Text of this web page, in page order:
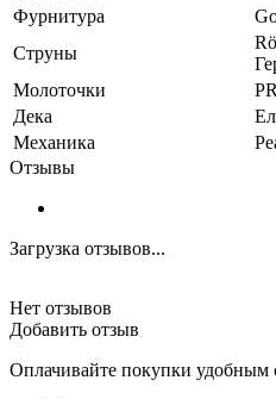
Фурнитура
Струны
Молоточки
Дека
Механика
Отзывы
Загрузка отзывов...
Нет отзывов
Добавить отзыв
Оплачивайте покупки удобным